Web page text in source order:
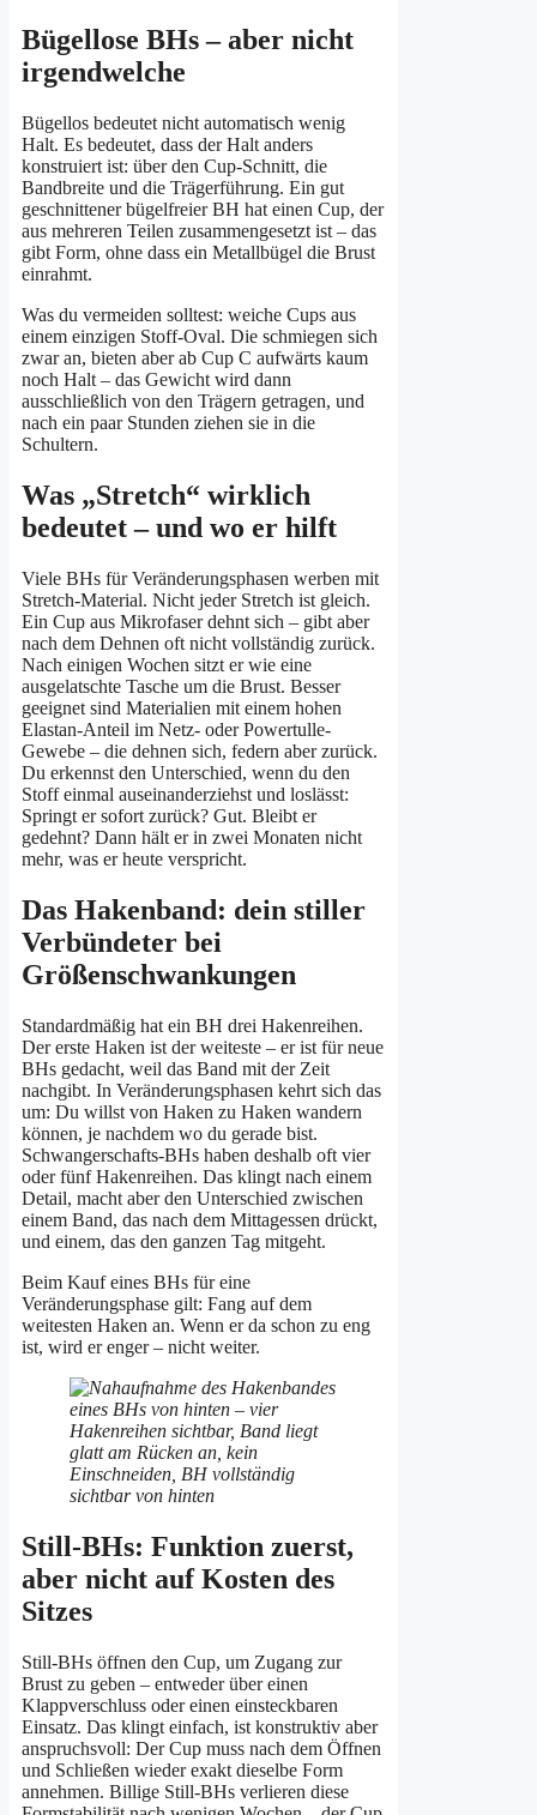
Bügellose BHs – aber nicht
irgendwelche
Bügellos bedeutet nicht automatisch wenig
Halt. Es bedeutet, dass der Halt anders
konstruiert ist: über den Cup-Schnitt, die
Bandbreite und die Trägerführung. Ein gut
geschnittener bügelfreier BH hat einen Cup, der
aus mehreren Teilen zusammengesetzt ist – das
gibt Form, ohne dass ein Metallbügel die Brust
einrahmt.
Was du vermeiden solltest: weiche Cups aus
einem einzigen Stoff-Oval. Die schmiegen sich
zwar an, bieten aber ab Cup C aufwärts kaum
noch Halt – das Gewicht wird dann
ausschließlich von den Trägern getragen, und
nach ein paar Stunden ziehen sie in die
Schultern.
Was „Stretch“ wirklich
bedeutet – und wo er hilft
Viele BHs für Veränderungsphasen werben mit
Stretch-Material. Nicht jeder Stretch ist gleich.
Ein Cup aus Mikrofaser dehnt sich – gibt aber
nach dem Dehnen oft nicht vollständig zurück.
Nach einigen Wochen sitzt er wie eine
ausgelatschte Tasche um die Brust. Besser
geeignet sind Materialien mit einem hohen
Elastan-Anteil im Netz- oder Powertulle-
Gewebe – die dehnen sich, federn aber zurück.
Du erkennst den Unterschied, wenn du den
Stoff einmal auseinanderziehst und loslässt:
Springt er sofort zurück? Gut. Bleibt er
gedehnt? Dann hält er in zwei Monaten nicht
mehr, was er heute verspricht.
Das Hakenband: dein stiller
Verbündeter bei
Größenschwankungen
Standardmäßig hat ein BH drei Hakenreihen.
Der erste Haken ist der weiteste – er ist für neue
BHs gedacht, weil das Band mit der Zeit
nachgibt. In Veränderungsphasen kehrt sich das
um: Du willst von Haken zu Haken wandern
können, je nachdem wo du gerade bist.
Schwangerschafts-BHs haben deshalb oft vier
oder fünf Hakenreihen. Das klingt nach einem
Detail, macht aber den Unterschied zwischen
einem Band, das nach dem Mittagessen drückt,
und einem, das den ganzen Tag mitgeht.
Beim Kauf eines BHs für eine
Veränderungsphase gilt: Fang auf dem
weitesten Haken an. Wenn er da schon zu eng
ist, wird er enger – nicht weiter.
Still-BHs: Funktion zuerst,
aber nicht auf Kosten des
Sitzes
Still-BHs öffnen den Cup, um Zugang zur
Brust zu geben – entweder über einen
Klappverschluss oder einen einsteckbaren
Einsatz. Das klingt einfach, ist konstruktiv aber
anspruchsvoll: Der Cup muss nach dem Öffnen
und Schließen wieder exakt dieselbe Form
annehmen. Billige Still-BHs verlieren diese